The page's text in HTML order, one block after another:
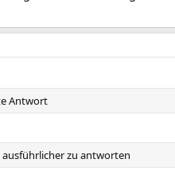
Antwort
zu antworten